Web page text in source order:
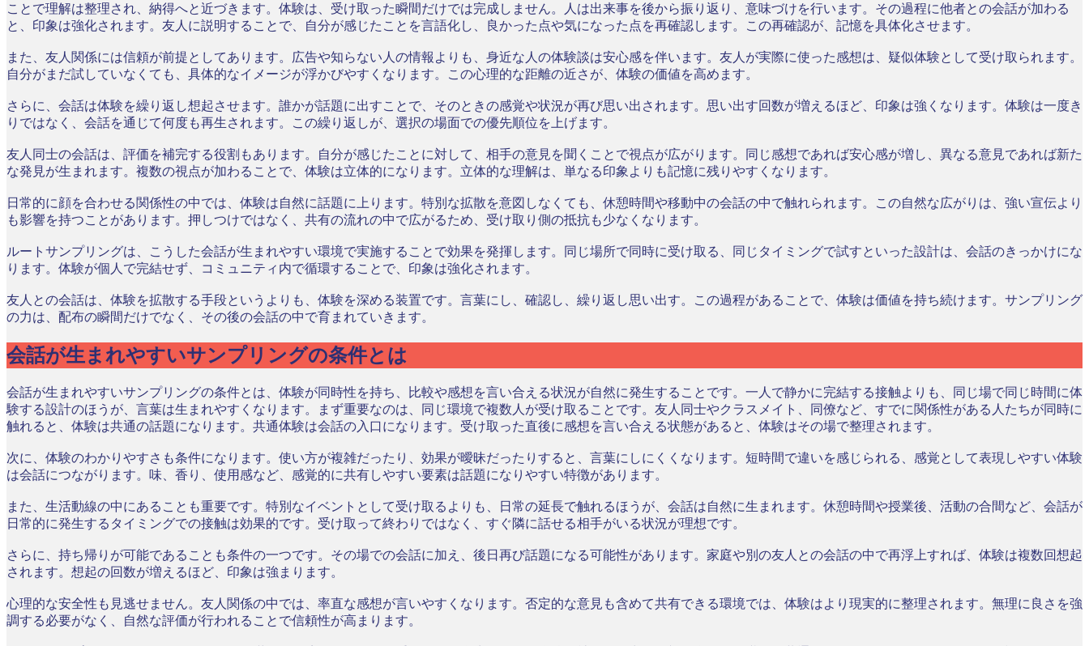
ことで理解は整理され、納得へと近づきます。体験は、受け取った瞬間だけでは完成しません。人は出来事を後から振り返り、意味づけを行います。その過程に他者との会話が加わる
と、印象は強化されます。友人に説明することで、自分が感じたことを言語化し、良かった点や気になった点を再確認します。この再確認が、記憶を具体化させます。
また、友人関係には信頼が前提としてあります。広告や知らない人の情報よりも、身近な人の体験談は安心感を伴います。友人が実際に使った感想は、疑似体験として受け取られます。
自分がまだ試していなくても、具体的なイメージが浮かびやすくなります。この心理的な距離の近さが、体験の価値を高めます。
さらに、会話は体験を繰り返し想起させます。誰かが話題に出すことで、そのときの感覚や状況が再び思い出されます。思い出す回数が増えるほど、印象は強くなります。体験は一度き
りではなく、会話を通じて何度も再生されます。この繰り返しが、選択の場面での優先順位を上げます。
友人同士の会話は、評価を補完する役割もあります。自分が感じたことに対して、相手の意見を聞くことで視点が広がります。同じ感想であれば安心感が増し、異なる意見であれば新た
な発見が生まれます。複数の視点が加わることで、体験は立体的になります。立体的な理解は、単なる印象よりも記憶に残りやすくなります。
日常的に顔を合わせる関係性の中では、体験は自然に話題に上ります。特別な拡散を意図しなくても、休憩時間や移動中の会話の中で触れられます。この自然な広がりは、強い宣伝より
も影響を持つことがあります。押しつけではなく、共有の流れの中で広がるため、受け取り側の抵抗も少なくなります。
ルートサンプリングは、こうした会話が生まれやすい環境で実施することで効果を発揮します。同じ場所で同時に受け取る、同じタイミングで試すといった設計は、会話のきっかけにな
ります。体験が個人で完結せず、コミュニティ内で循環することで、印象は強化されます。
友人との会話は、体験を拡散する手段というよりも、体験を深める装置です。言葉にし、確認し、繰り返し思い出す。この過程があることで、体験は価値を持ち続けます。サンプリング
の力は、配布の瞬間だけでなく、その後の会話の中で育まれていきます。
会話が生まれやすいサンプリングの条件とは
会話が生まれやすいサンプリングの条件とは、体験が同時性を持ち、比較や感想を言い合える状況が自然に発生することです。一人で静かに完結する接触よりも、同じ場で同じ時間に体
験する設計のほうが、言葉は生まれやすくなります。まず重要なのは、同じ環境で複数人が受け取ることです。友人同士やクラスメイト、同僚など、すでに関係性がある人たちが同時に
触れると、体験は共通の話題になります。共通体験は会話の入口になります。受け取った直後に感想を言い合える状態があると、体験はその場で整理されます。
次に、体験のわかりやすさも条件になります。使い方が複雑だったり、効果が曖昧だったりすると、言葉にしにくくなります。短時間で違いを感じられる、感覚として表現しやすい体験
は会話につながります。味、香り、使用感など、感覚的に共有しやすい要素は話題になりやすい特徴があります。
また、生活動線の中にあることも重要です。特別なイベントとして受け取るよりも、日常の延長で触れるほうが、会話は自然に生まれます。休憩時間や授業後、活動の合間など、会話が
日常的に発生するタイミングでの接触は効果的です。受け取って終わりではなく、すぐ隣に話せる相手がいる状況が理想です。
さらに、持ち帰りが可能であることも条件の一つです。その場での会話に加え、後日再び話題になる可能性があります。家庭や別の友人との会話の中で再浮上すれば、体験は複数回想起
されます。想起の回数が増えるほど、印象は強まります。
心理的な安全性も見逃せません。友人関係の中では、率直な感想が言いやすくなります。否定的な意見も含めて共有できる環境では、体験はより現実的に整理されます。無理に良さを強
調する必要がなく、自然な評価が行われることで信頼性が高まります。